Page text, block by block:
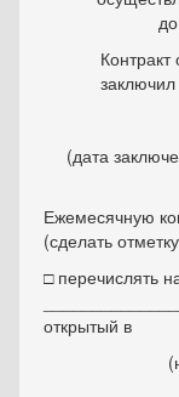
заключил
(дата
Ежемесячную
(сделать
□ перечислять
открытый в